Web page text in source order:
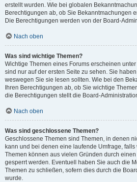
erstellt wurden. Wie bei globalen
Berechtigungen ab, ob Sie Bekanntmachungen
Die Berechtigungen werden von der Board-
Nach oben
Was sind wichtige Themen?
Wichtige Themen eines Forums erscheinen
sind nur auf der ersten Seite zu sehen. Sie
weswegen Sie sie lesen sollten. Wie bei den
Ihren Berechtigungen ab, ob Sie wichtige
die Berechtigungen stellt die Board-
Nach oben
Was sind geschlossene Themen?
Geschlossene Themen sind Themen, in denen
kann und bei denen eine laufende Umfrage,
Themen können aus vielen Gründen durch
gesperrt werden. Eventuell haben Sie auch die
Themen zu schließen, sofern dies durch die
wurde.